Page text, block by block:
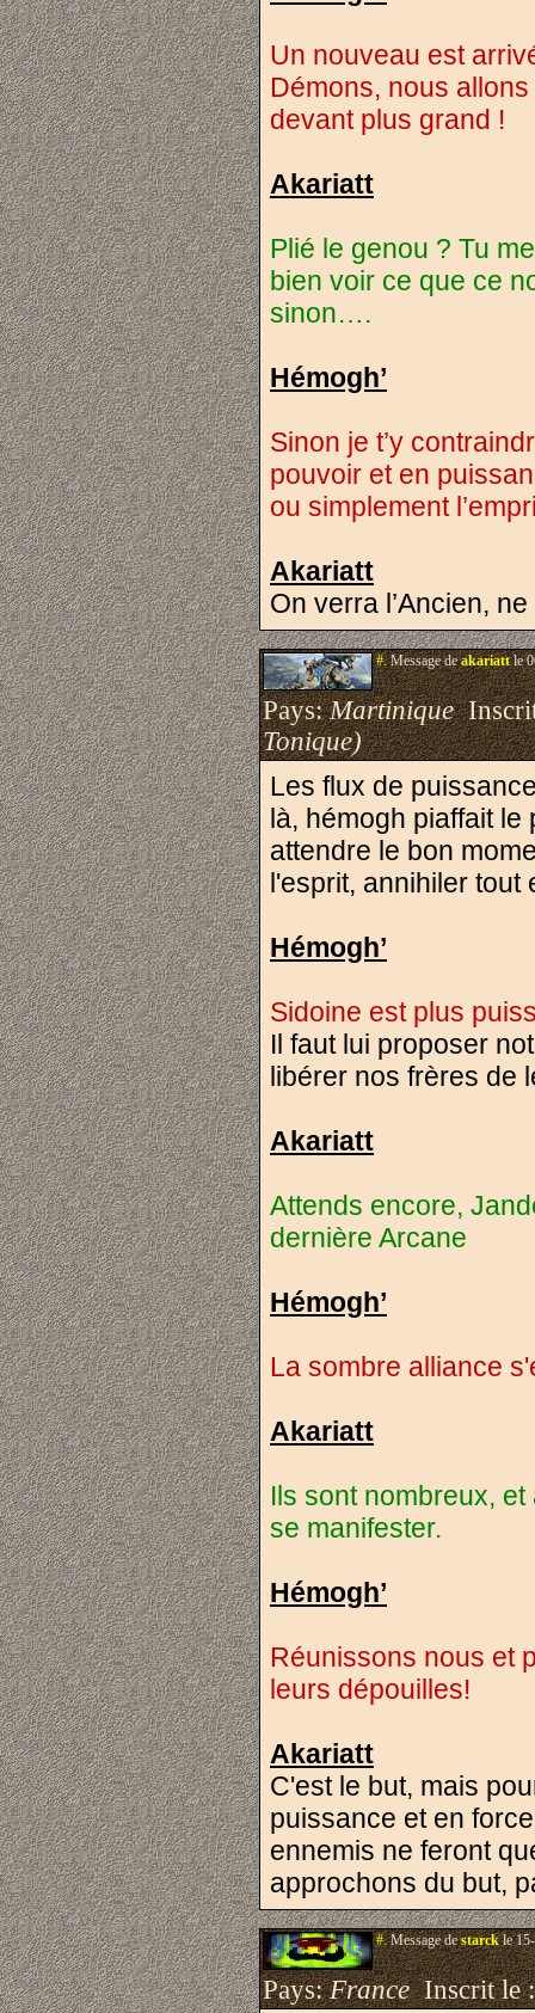
Un nouveau est
Démons, nous
devant plus grand !
Akariatt
Plié le genou ? Tu
bien voir ce que ce
sinon….
Hémogh’
Sinon je t’y
pouvoir et en
ou simplement
Akariatt
On verra l’Ancien,
#.Message deakariattle
Pays:Martinique
Tonique)
Les flux de
là, hémogh piaffait
attendre le bon
l'esprit, annihiler tout
Hémogh’
Sidoine est plus
Il faut lui proposer
libérer nos frères de
Akariatt
Attends encore,
dernière Arcane
Hémogh’
La sombre alliance
Akariatt
Ils sont nombreux,
se manifester.
Hémogh’
Réunissons nous et
leurs dépouilles!
Akariatt
C'est le but, mais
puissance et en
ennemis ne feront
approchons du but,
#.Message destarckle
Pays:FranceInscrit le